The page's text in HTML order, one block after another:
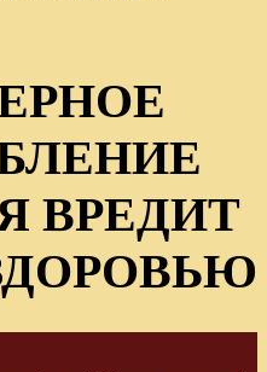
ВРЕДИТ